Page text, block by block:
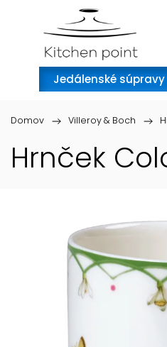
Jedálenské súpravy
Domov / Villeroy & Boch /
Hrnček